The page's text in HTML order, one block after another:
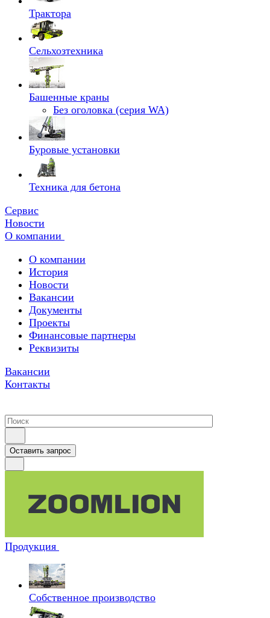
Трактора
Сельхозтехника
Башенные краны
Без оголовка (серия WA)
Буровые установки
Техника для бетона
Сервис
Новости
О компании
О компании
История
Новости
Вакансии
Документы
Проекты
Финансовые партнеры
Реквизиты
Вакансии
Контакты
Оставить запрос
Продукция
Собственное производство